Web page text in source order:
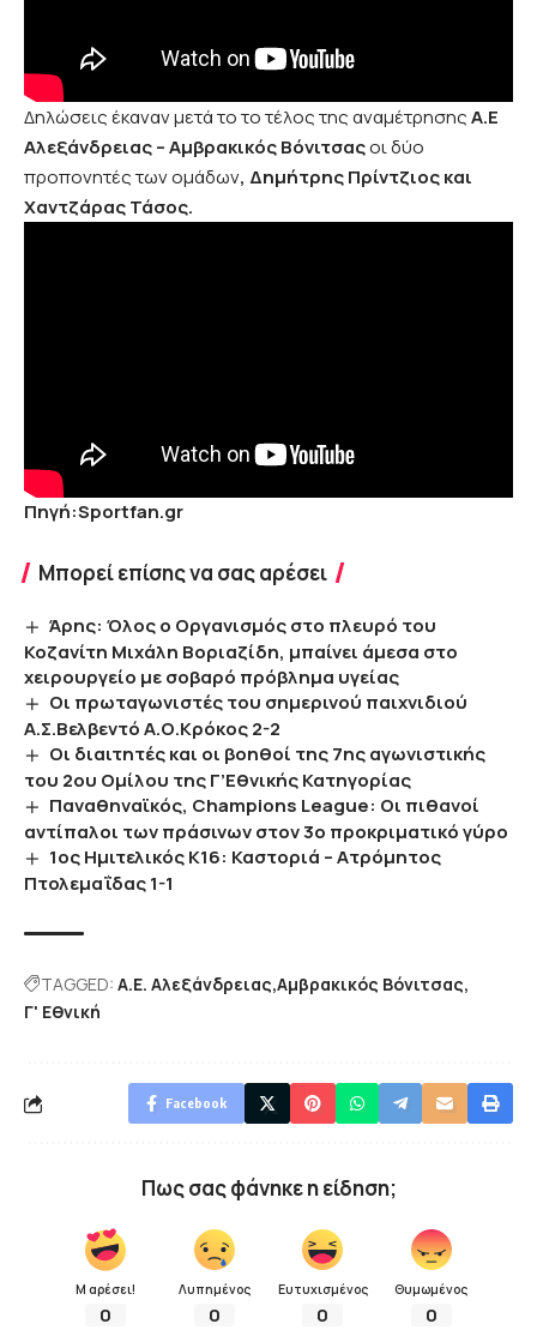
Δηλώσεις έκαναν μετά το το τέλος της αναμέτρησηςΑ.Ε
Αλεξάνδρειας – Αμβρακικός Βόνιτσαςοι δύο
προπονητές των ομάδων, Δημήτρης Πρίντζιος και
Χαντζάρας Τάσος.
Πηγή:Sportfan.gr
Μπορεί επίσης να σας αρέσει
Άρης: Όλος ο Οργανισμός στο πλευρό του
Κοζανίτη Μιχάλη Βοριαζίδη, μπαίνει άμεσα στο
χειρουργείο με σοβαρό πρόβλημα υγείας
Οι πρωταγωνιστές του σημερινού παιχνιδιού
Α.Σ.Βελβεντό Α.Ο.Κρόκος 2-2
Οι διαιτητές και οι βοηθοί της 7ης αγωνιστικής
του 2ου Ομίλου της Γ’Εθνικής Κατηγορίας
Παναθηναϊκός, Champions League: Οι πιθανοί
αντίπαλοι των πράσινων στον 3ο προκριματικό γύρο
1ος Ημιτελικός Κ16: Καστοριά – Ατρόμητος
Πτολεμαΐδας 1-1
TAGGED: Α.Ε. Αλεξάνδρειας Αμβρακικός Βόνιτσας
Γ' Εθνική
Facebook
Πως σας φάνηκε η είδηση;
Μ αρέσει!
0
Λυπημένος
0
Ευτυχισμένος
0
Θυμωμένος
0